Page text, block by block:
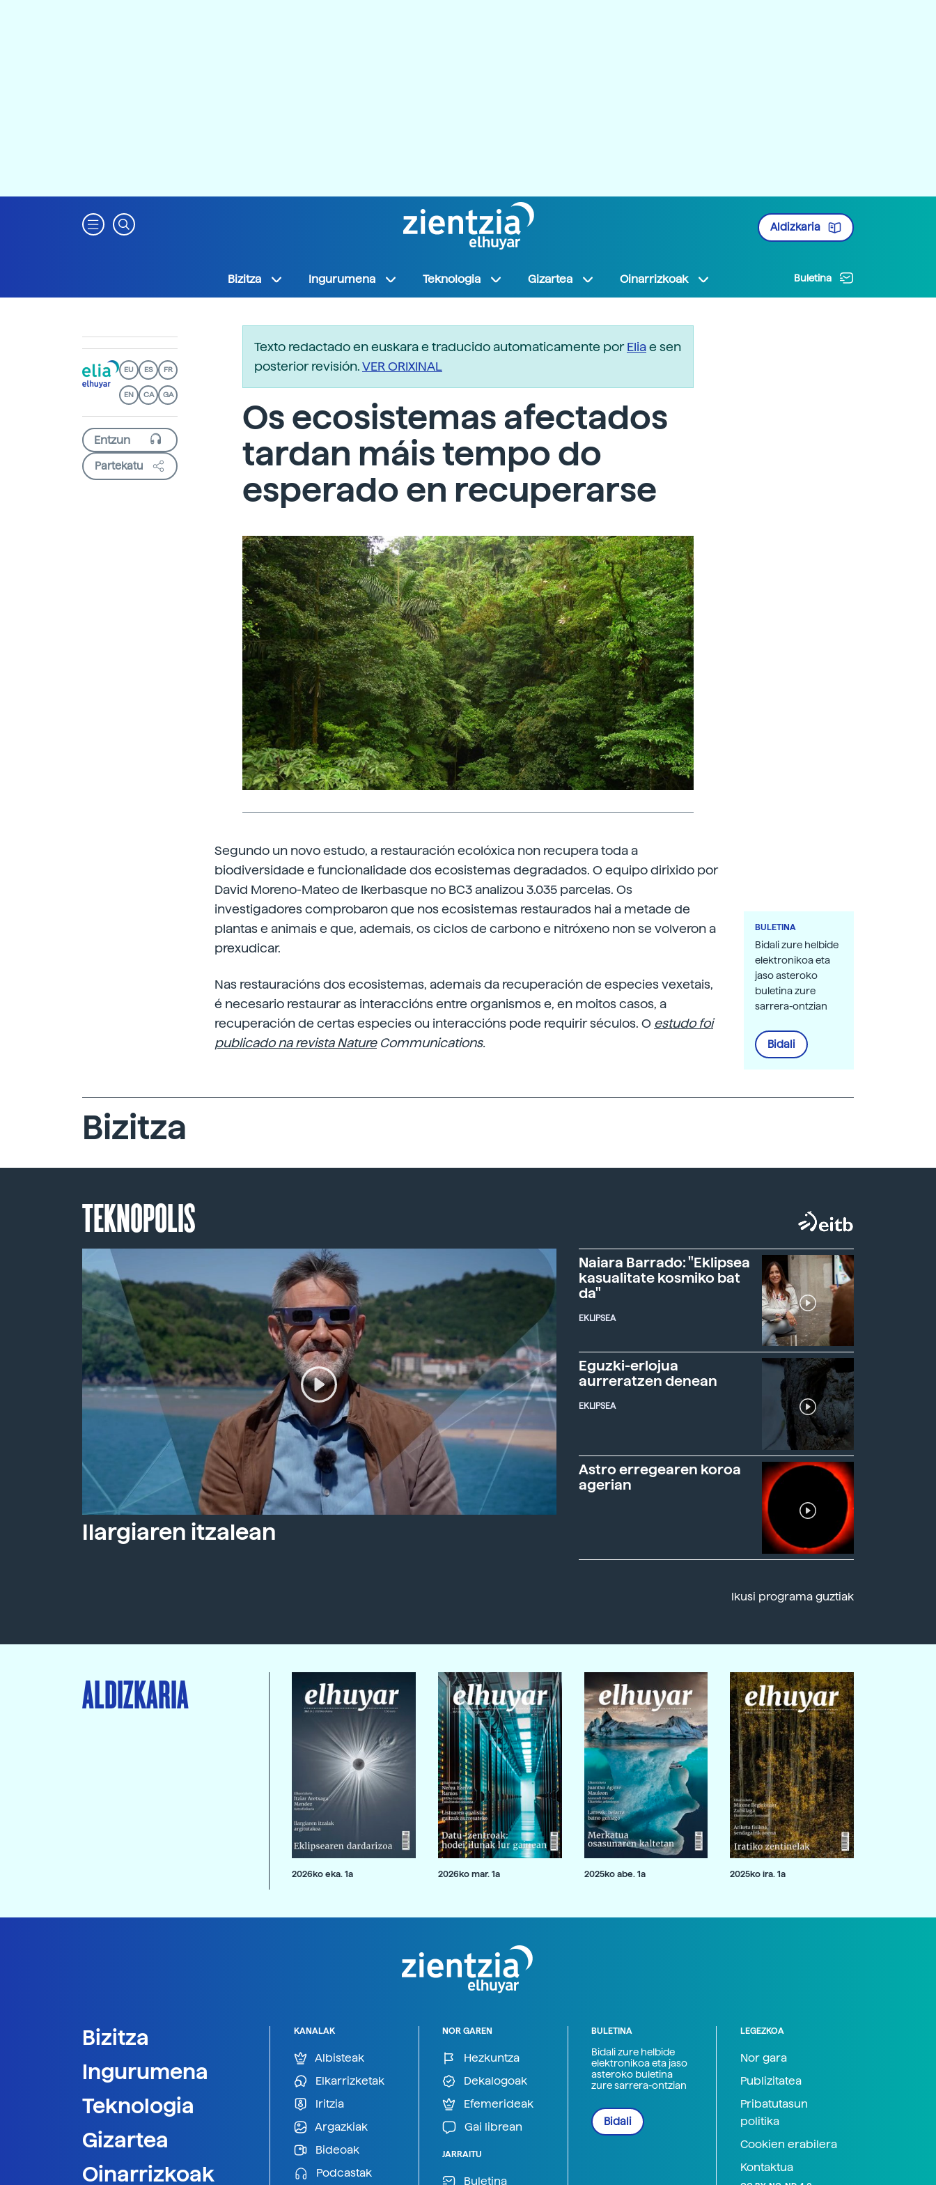
Aldizkaria
Bizitza Ingurumena Teknologia Gizartea Oinarrizkoak Buletina
EU ES FR
EN CA GA
Partekatu
Texto redactado en euskara e traducido automaticamente porEliae sen
posterior revisión.VER ORIXINAL
Os ecosistemas afectados
tardan máis tempo do
esperado en recuperarse
Segundo un novo estudo, a restauración ecolóxica non recupera toda a
biodiversidade e funcionalidade dos ecosistemas degradados. O equipo dirixido por
David Moreno-Mateo de Ikerbasque no BC3 analizou 3.035 parcelas. Os
investigadores comprobaron que nos ecosistemas restaurados hai a metade de
plantas e animais e que, ademais, os ciclos de carbono e nitróxeno non se volveron a
prexudicar.
Nas restauracións dos ecosistemas, ademais da recuperación de especies vexetais,
é necesario restaurar as interaccións entre organismos e, en moitos casos, a
recuperación de certas especies ou interaccións pode requirir séculos. O estudo foi
publicado na revista NatureCommunications.
BULETINA
Bidali zure helbide
elektronikoa eta
jaso asteroko
buletina zure
sarrera-ontzian
Bidali
Bizitza
TEKNOPOLIS
Ilargiaren itzalean
Naiara Barrado: "Eklipsea
kasualitate kosmiko bat
da"
EKLIPSEA
Eguzki-erlojua
aurreratzen denean
EKLIPSEA
Astro erregearen koroa
agerian
Ikusi programa guztiak
ALDIZKARIA
2026ko eka. 1a 2026ko mar. 1a 2025ko abe. 1a 2025ko ira. 1a
Bizitza
Ingurumena
Teknologia
Gizartea
Oinarrizkoak
KANALAK
Albisteak
Elkarrizketak
Iritzia
Argazkiak
Bideoak
Podcastak
NOR GAREN
Hezkuntza
Dekalogoak
Efemerideak
Gai librean
JARRAITU
Buletina
BULETINA
Bidali zure helbide
elektronikoa eta jaso
asteroko buletina
zure sarrera-ontzian
Bidali
LEGEZKOA
Nor gara
Publizitatea
Pribatutasun
politika
Cookien erabilera
Kontaktua